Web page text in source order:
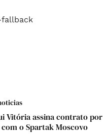
Vitória assina contrato por
o Spartak Moscovo